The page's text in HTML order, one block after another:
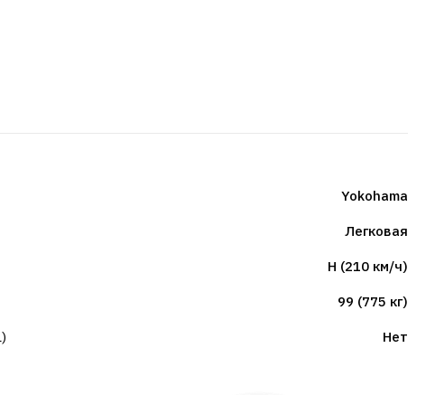
Yokohama
Легковая
H (210 км/ч)
99 (775 кг)
Нет